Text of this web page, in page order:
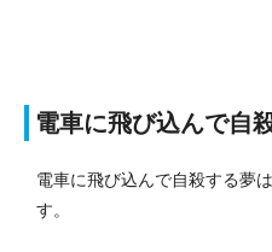
電車に飛び込んで自
電車に飛び込んで自殺する夢は
す。